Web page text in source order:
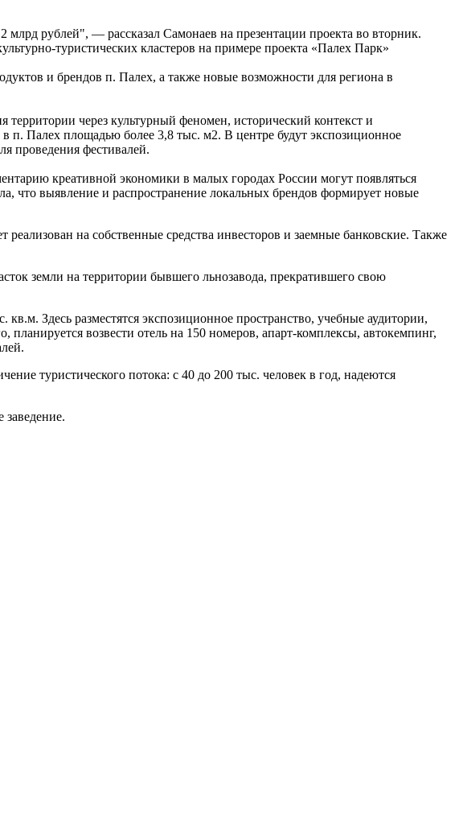
млрд рублей", — рассказал Самонаев на презентации проекта во вторник.
туристических кластеров на примере проекта «Палех Парк»
и брендов п. Палех, а также новые возможности для региона в
через культурный феномен, исторический контекст и
п. Палех площадью более 3,8 тыс. м2. В центре будут экспозиционное
проведения фестивалей.
креативной экономики в малых городах России могут появляться
что выявление и распространение локальных брендов формирует новые
на собственные средства инвесторов и заемные банковские. Также
земли на территории бывшего льнозавода, прекратившего свою
Здесь разместятся экспозиционное пространство, учебные аудитории,
планируется возвести отель на 150 номеров, апарт-комплексы, автокемпинг,
туристического потока: с 40 до 200 тыс. человек в год, надеются